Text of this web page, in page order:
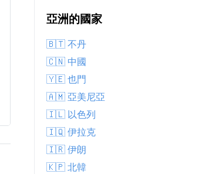
亞洲的國家
🇧🇹 不丹
🇨🇳 中國
🇾🇪 也門
🇦🇲 亞美尼亞
🇮🇱 以色列
🇮🇶 伊拉克
🇮🇷 伊朗
🇰🇵 北韓